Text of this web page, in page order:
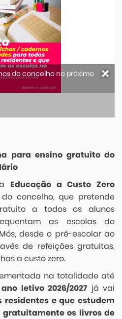
do concelho no próximo
para ensino gratuito do
Educação a Custo Zero
concelho, que pretende
a todos os alunos
as escolas do
desde o pré-escolar ao
de refeições gratuitas,
a custo zero.
na totalidade até
letivo 2026/2027 já vai
residentes e que estudem
gratuitamente os livros de